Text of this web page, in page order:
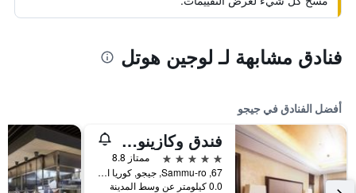
فنادق مشابهة لـ لوجين هوتل
أفضل الفنادق في جيجو
فندق وكازينو جيجو صن
5 نجوم
ممتاز 8.8
67, Sammu-ro, جيجو, كوريا الجنوبية
0.0 كيلومتر عن وسط المدينة